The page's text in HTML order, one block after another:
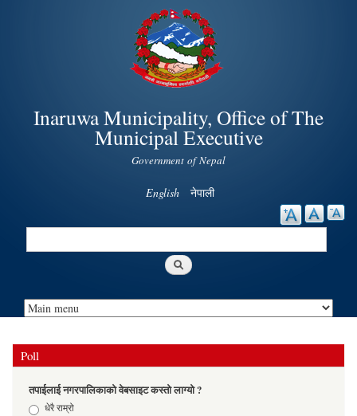
Skip to
main
content
Inaruwa Municipality, Office of The
Municipal Executive
Government of Nepal
English नेपाली
Search
Poll
तपाईलाई नगरपालिकाको वेबसाइट कस्तो लाग्यो ?
Choicesधेरै राम्रो